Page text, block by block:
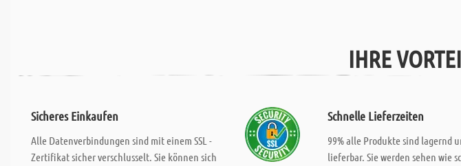
IHRE
Sicheres Einkaufen
Alle Datenverbindungen sind mit einem SSL -
Zertifikat sicher verschlusselt. Sie können sich
Schnelle Lieferzeiten
99% alle Produkte sind lagernd
lieferbar. Sie werden sehen wie